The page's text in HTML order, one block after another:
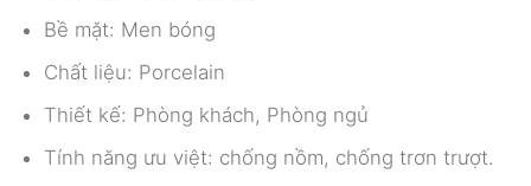
Bề mặt: Men bóng
Chất liệu: Porcelain
Thiết kế: Phòng khách, Phòng ngủ
Tính năng ưu việt: chống nồm, chống trơn trượt.